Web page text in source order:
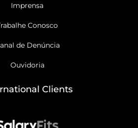
Imprensa
Conosco
de Denúncia
Ouvidoria
Clients